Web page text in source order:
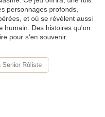
personnages profonds,
et où se révèlent aussi
humain. Des histoires qu'on
pour s'en souvenir.
Senior Rôliste